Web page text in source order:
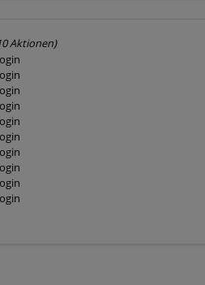
Aktionen)